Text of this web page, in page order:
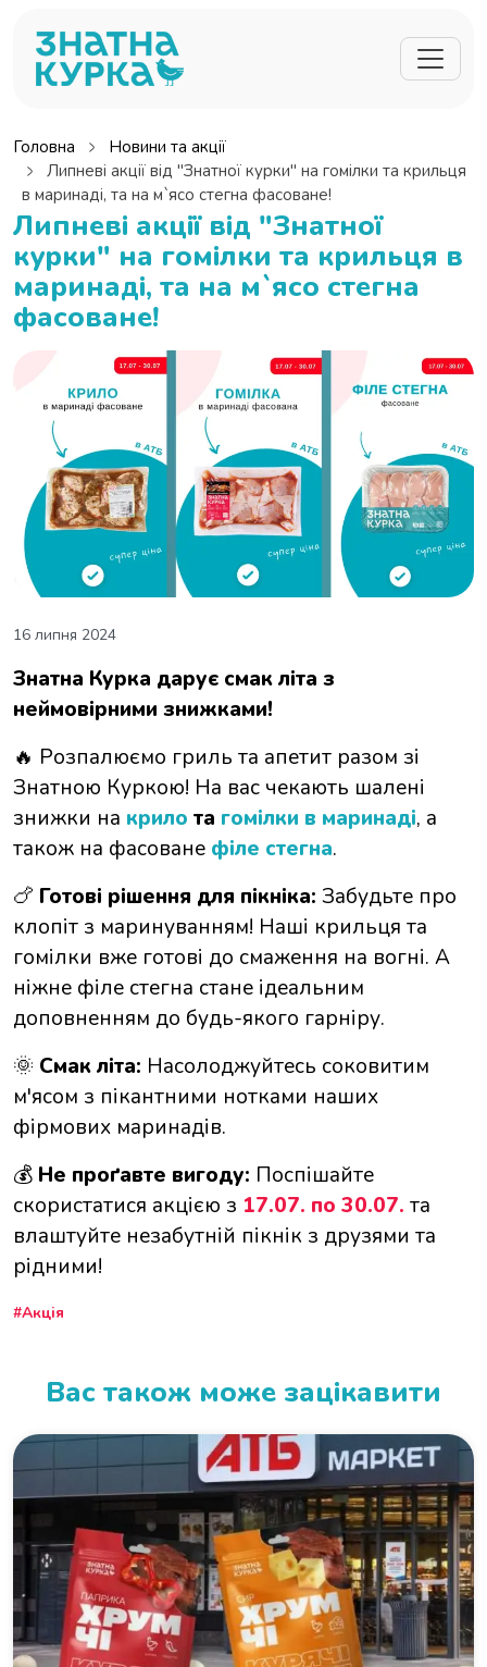
Головна
Новини та акції
Липневі акції від "Знатної курки" на гомілки та крильця
в маринаді, та на м`ясо стегна фасоване!
Липневі акції від "Знатної
курки" на гомілки та крильця в
маринаді, та на м`ясо стегна
фасоване!
16 липня 2024
Знатна Курка дарує смак літа з
неймовірними знижками!
🔥 Розпалюємо гриль та апетит разом зі
Знатною Куркою! На вас чекають шалені
знижки на крило та гомілки в маринаді, а
також на фасоване філе стегна.
🍗 Готові рішення для пікніка: Забудьте про
клопіт з маринуванням! Наші крильця та
гомілки вже готові до смаження на вогні. А
ніжне філе стегна стане ідеальним
доповненням до будь-якого гарніру.
🌞 Смак літа: Насолоджуйтесь соковитим
м'ясом з пікантними нотками наших
фірмових маринадів.
💰 Не проґавте вигоду: Поспішайте
скористатися акцією з 17.07. по 30.07. та
влаштуйте незабутній пікнік з друзями та
рідними!
Акція
Вас також може зацікавити